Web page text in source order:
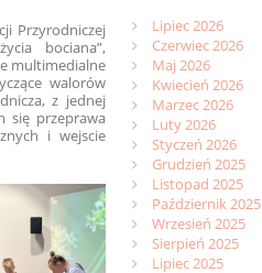
Przyrodniczej
bociana”,
multimedialne
walorów
z jednej
się przeprawa
i wejscie
Lipiec 2026
Czerwiec 2026
Maj 2026
Kwiecień 2026
Marzec 2026
Luty 2026
Styczeń 2026
Grudzień 2025
Listopad 2025
Październik 2025
Wrzesień 2025
Sierpień 2025
Lipiec 2025